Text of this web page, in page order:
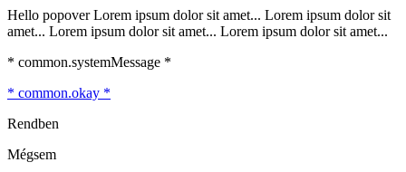
Hello popover Lorem ipsum dolor sit amet... Lorem ipsum dolor sit
amet... Lorem ipsum dolor sit amet... Lorem ipsum dolor sit amet...
* common.systemMessage *
* common.okay *
Rendben
Mégsem